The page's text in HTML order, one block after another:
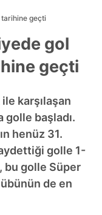
tarihine geçti
gol
geçti
karşılaşan
golle başladı.
henüz 31.
golle 1-
bu golle Süper
de en